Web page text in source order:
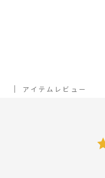
アイテムレビュー